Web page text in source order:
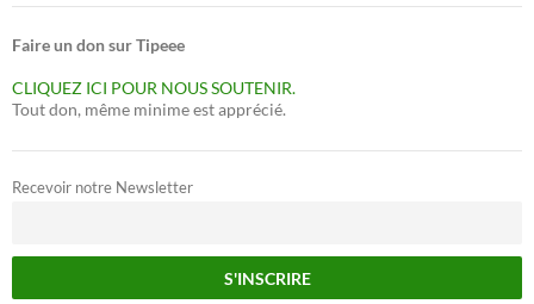
Faire un don sur Tipeee
CLIQUEZ ICI POUR NOUS SOUTENIR.
Tout don, même minime est apprécié.
Recevoir notre Newsletter